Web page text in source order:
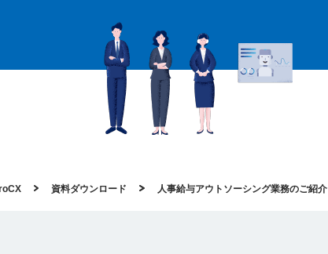
資料ダウンロード 人事給与アウトソーシング業務のご紹介